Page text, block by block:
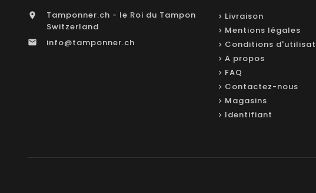

Tamponner.ch - le Roi du Tampon
Switzerland
 info@tamponner.ch
Livraison
Mentions légales
Conditions
A propos
FAQ
Contactez-nous
Magasins
Identifiant